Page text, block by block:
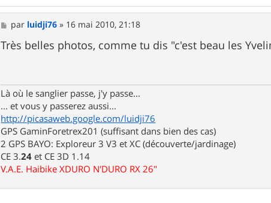
M
e
s
s
par luidji76 » 16 mai 2010, 21:18
Très belles photos, comme tu dis "c'est beau les
Là où le sanglier passe, j'y passe...
... et vous y passerez aussi...
http://picasaweb.google.com/luidji76
GPS GaminForetrex201 (suffisant dans bien des cas)
2 GPS BAYO: Exploreur 3 V3 et XC (découverte/jardinage)
CE 3.24 et CE 3D 1.14
V.A.E. Haibike XDURO N'DURO RX 26"